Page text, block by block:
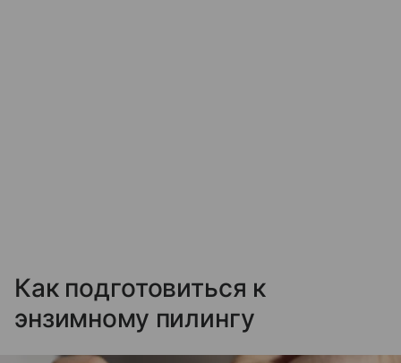
Как подготовиться к
энзимному пилингу